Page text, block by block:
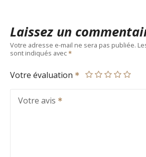
Laissez un
Votre adresse e-mail ne sera pas publiée.
sont indiqués avec
Votre évaluation
Votre avis